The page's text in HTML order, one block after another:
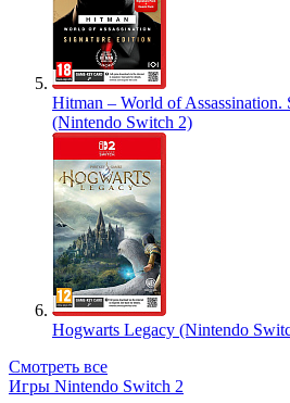
Hitman – World of Assassination.
(Nintendo Switch 2)
Hogwarts Legacy (Nintendo
Смотреть все
Игры Nintendo Switch 2